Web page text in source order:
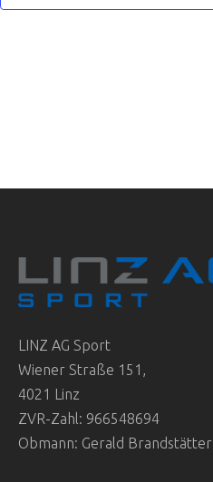
LINZ AG Sport
Wiener Straße 151,
4021 Linz
ZVR-Zahl: 966548694
Obmann: Gerald Brandstätter